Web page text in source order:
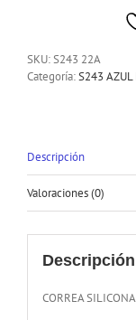
SKU:S243 22A
Categoría:S243
Descripción
Valoraciones (0)
Descripción
CORREA